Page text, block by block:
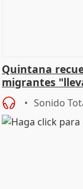
Quintana
migrantes
central
Sonido